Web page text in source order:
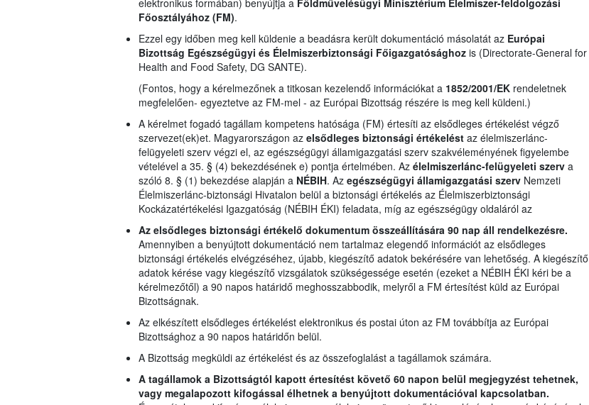
elektronikus formában) benyújtja aFöldművelésügyi Minisztérium Élelmiszer-feldolgozási
Főosztályához (FM).
Ezzel egy időben meg kell küldenie a beadásra került dokumentáció másolatát az Európai
Bizottság Egészségügyi és Élelmiszerbiztonsági Főigazgatósághozis (Directorate-General for
Health and Food Safety, DG SANTE).
(Fontos, hogy a kérelmezőnek a titkosan kezelendő információkat a 1852/2001/EKrendeletnek
megfelelően- egyeztetve az FM-mel - az Európai Bizottság részére is meg kell küldeni.)
A kérelmet fogadó tagállam kompetens hatósága (FM) értesíti az elsődleges értékelést végző
szervezet(ek)et. Magyarországon az elsődleges biztonsági értékeléstaz élelmiszerlánc-
felügyeleti szerv végzi el, az egészségügyi államigazgatási szerv szakvéleményének figyelembe
vételével a 35. § (4) bekezdésének e) pontja értelmében. Az élelmiszerlánc-felügyeleti szerva
szóló 8. § (1) bekezdése alapján aNÉBIH. Az egészségügyi államigazgatási szervNemzeti
Élelmiszerlánc-biztonsági Hivatalon belül a biztonsági értékelés az Élelmiszerbiztonsági
Kockázatértékelési Igazgatóság (NÉBIH ÉKI) feladata, míg az egészségügy oldaláról az
Az elsődleges biztonsági értékelő dokumentum összeállítására 90 nap áll rendelkezésre.
Amennyiben a benyújtott dokumentáció nem tartalmaz elegendő információt az elsődleges
biztonsági értékelés elvégzéséhez, újabb, kiegészítő adatok bekérésére van lehetőség. A kiegészítő
adatok kérése vagy kiegészítő vizsgálatok szükségessége esetén (ezeket a NÉBIH ÉKI kéri be a
kérelmezőtől) a 90 napos határidő meghosszabbodik, melyről a FM értesítést küld az Európai
Bizottságnak.
Az elkészített elsődleges értékelést elektronikus és postai úton az FM továbbítja az Európai
Bizottsághoz a 90 napos határidőn belül.
A Bizottság megküldi az értékelést és az összefoglalást a tagállamok számára.
A tagállamok a Bizottságtól kapott értesítést követő 60 napon belül megjegyzést tehetnek,
vagy megalapozott kifogással élhetnek a benyújtott dokumentációval kapcsolatban.